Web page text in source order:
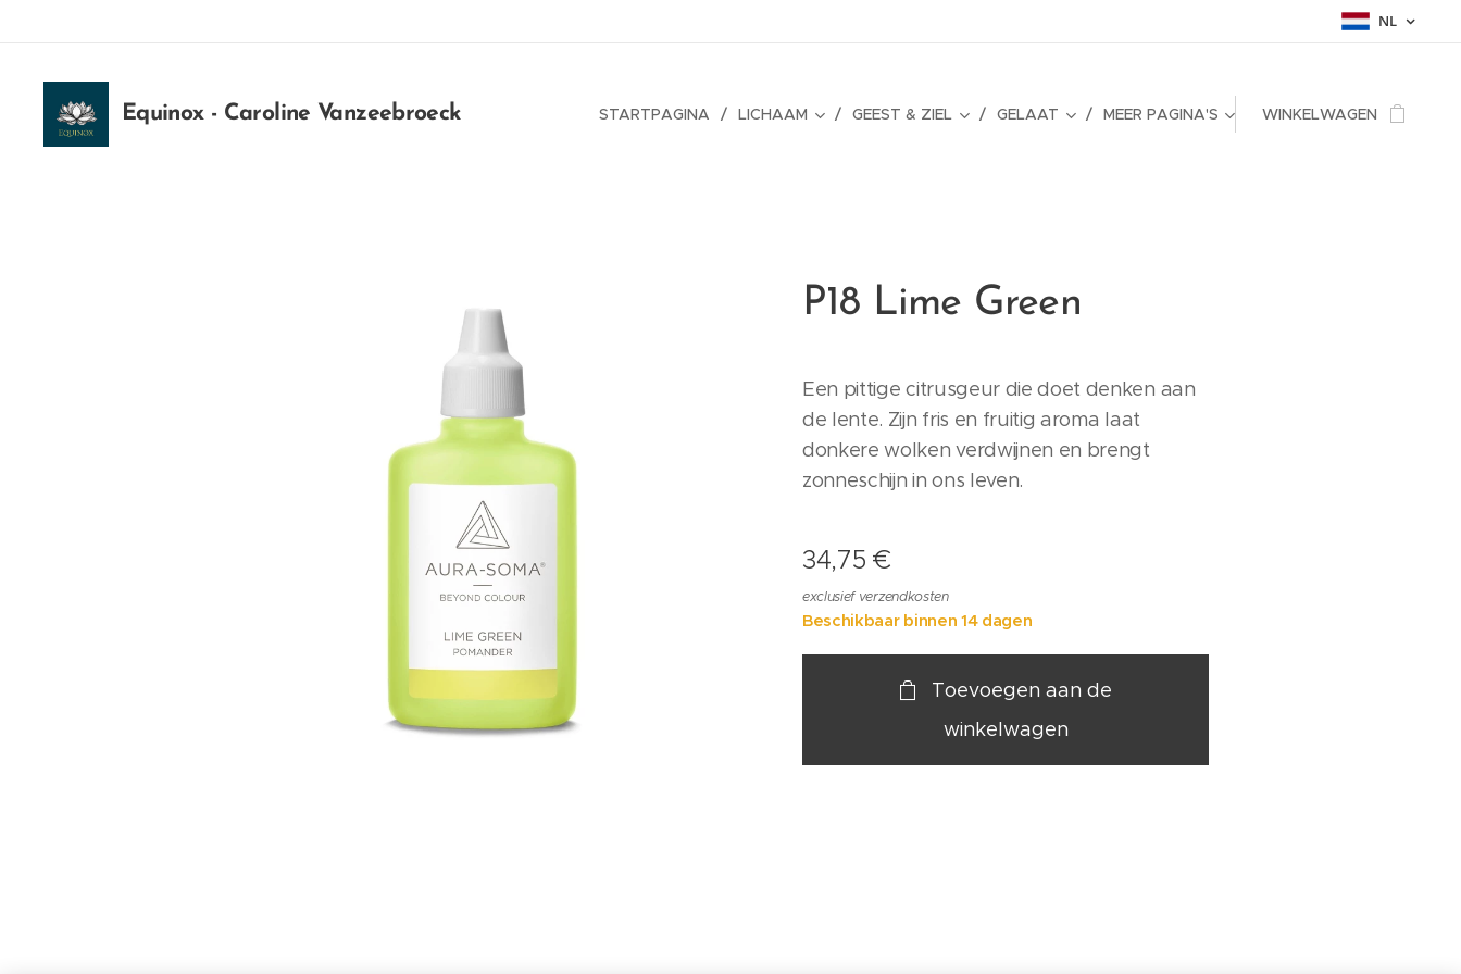
NL
Equinox - Caroline Vanzeebroeck STARTPAGINA LICHAAM GEEST & ZIEL GELAAT MEER PAGINA'S WINKELWAGEN
P18 Lime Green
Een pittige citrusgeur die doet denken aan
de lente. Zijn fris en fruitig aroma laat
donkere wolken verdwijnen en brengt
zonneschijn in ons leven. ☀️
34,75 €
exclusief verzendkosten
Beschikbaar binnen 14 dagen
Toevoegen aan de
winkelwagen